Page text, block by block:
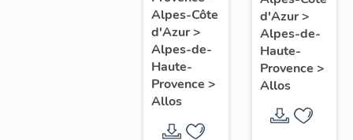
demi-
reliefs :
Buste
d'homme,
Buste de
femme
Alpes-Côte
d'Azur>
Alpes-de-
Haute-
Provence >
Allos
d'Azur>
Alpes-de-
Haute-
Provence >
Allos